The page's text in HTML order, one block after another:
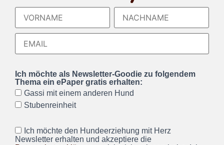
Ich möchte als Newsletter-Goodie zu folgendem
Thema ein ePaper gratis erhalten:
Gassi mit einem anderen Hund
Stubenreinheit
Ich möchte den Hundeerziehung mit Herz
Newsletter erhalten und akzeptiere die